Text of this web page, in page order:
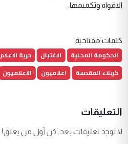
الافواه وتكميمها.
كلمات مفتاحية
الحكومة المحلية الاغتيال حرية الاعلام
كربلاء المقدسة
اعلاميون الاعلاميون
التعليقات
لا توجد تعليقات بعد. كن أول من يعلق!